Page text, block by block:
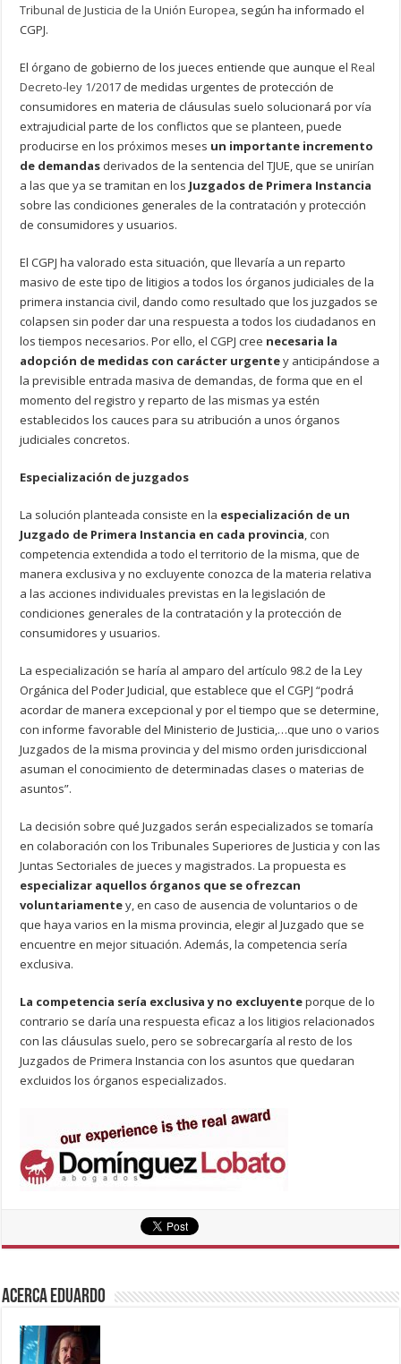
Tribunal de Justicia de la Unión Europea, según ha informado el
CGPJ.
El órgano de gobierno de los jueces entiende que aunque elReal
Decreto-ley 1/2017 de medidas urgentes de protección de
consumidores en materia de cláusulas suelo solucionará por vía
extrajudicial parte de los conflictos que se planteen, puede
producirse en los próximos meses un importante incremento
de demandas derivados de la sentencia del TJUE, que se unirían
a las que ya se tramitan en los Juzgados de Primera Instancia
sobre las condiciones generales de la contratación y protección
de consumidores y usuarios.
El CGPJ ha valorado esta situación, que llevaría a un reparto
masivo de este tipo de litigios a todos los órganos judiciales de la
primera instancia civil, dando como resultado que los juzgados se
colapsen sin poder dar una respuesta a todos los ciudadanos en
los tiempos necesarios. Por ello, el CGPJ cree necesaria la
adopción de medidas con carácter urgentey anticipándose a
la previsible entrada masiva de demandas, de forma que en el
momento del registro y reparto de las mismas ya estén
establecidos los cauces para su atribución a unos órganos
judiciales concretos.
Especialización de juzgados
La solución planteada consiste en la especialización de un
Juzgado de Primera Instancia en cada provincia,con
competencia extendida a todo el territorio de la misma, que de
manera exclusiva y no excluyente conozca de la materia relativa
a las acciones individuales previstas en la legislación de
condiciones generales de la contratación y la protección de
consumidores y usuarios.
La especialización se haría al amparo del artículo 98.2 de la Ley
Orgánica del Poder Judicial, que establece que el CGPJ “podrá
acordar de manera excepcional y por el tiempo que se determine,
con informe favorable del Ministerio de Justicia,…que uno o varios
Juzgados de la misma provincia y del mismo orden jurisdiccional
asuman el conocimiento de determinadas clases o materias de
asuntos”.
La decisión sobre qué Juzgados serán especializados se tomaría
en colaboración con los Tribunales Superiores de Justicia y con las
Juntas Sectoriales de jueces y magistrados. La propuesta es
especializar aquellos órganos que se ofrezcan
voluntariamentey, en caso de ausencia de voluntarios o de
que haya varios en la misma provincia, elegir al Juzgado que se
encuentre en mejor situación. Además, la competencia sería
exclusiva.
La competencia sería exclusiva y no excluyenteporque de lo
contrario se daría una respuesta eficaz a los litigios relacionados
con las cláusulas suelo, pero se sobrecargaría al resto de los
Juzgados de Primera Instancia con los asuntos que quedaran
excluidos los órganos especializados.
Acerca eduardo